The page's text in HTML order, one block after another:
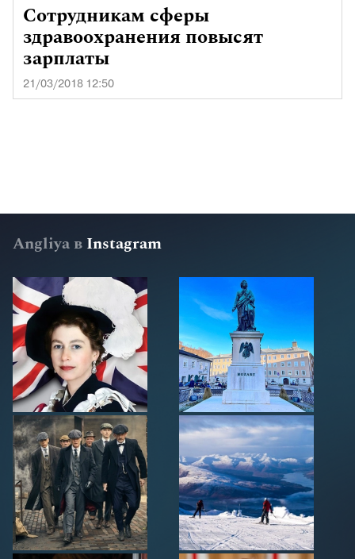
Сотрудникам сферы
здравоохранения повысят
зарплаты
21/03/2018 12:50
Angliya в Instagram